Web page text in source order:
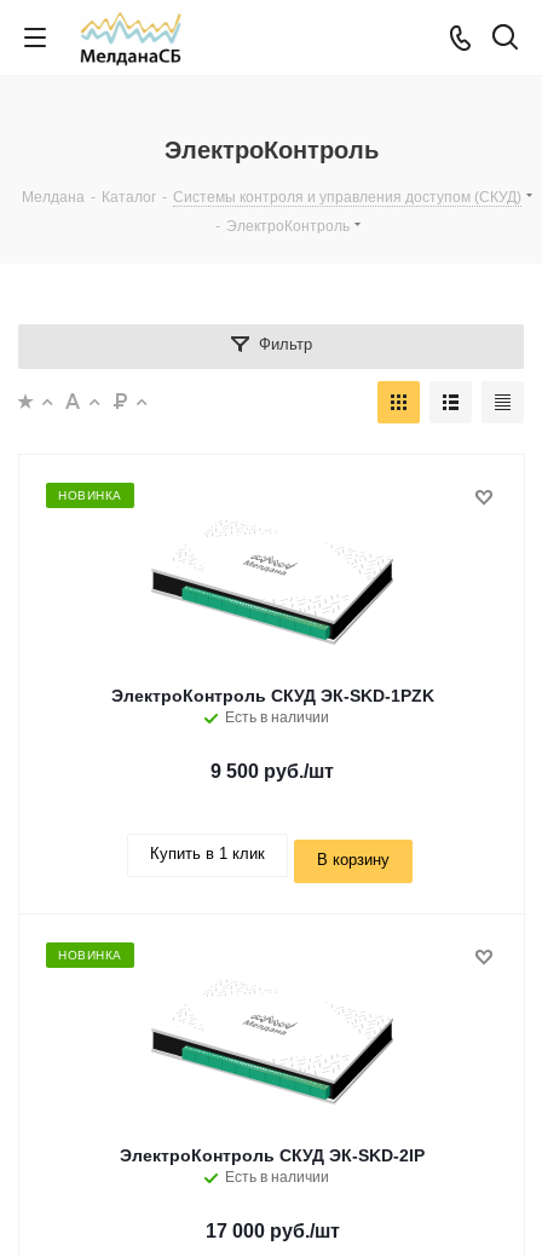
ЭлектроКонтроль
Мелдана - Каталог - Системы контроля и управления доступом (СКУД)
- ЭлектроКонтроль
Фильтр
НОВИНКА
ЭлектроКонтроль СКУД ЭК-SKD-1PZK
Есть в наличии
9 500 руб./шт
Купить в 1 клик В корзину
НОВИНКА
ЭлектроКонтроль СКУД ЭК-SKD-2IP
Есть в наличии
17 000 руб./шт